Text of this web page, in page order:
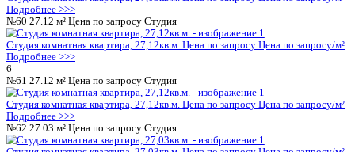
Студия комнатная квартира, 24,08кв.м.
Подробнее >>>
№27 27.12 м² Цена по запросу Студия
Студия комнатная квартира, 27,12кв.м.
Подробнее >>>
№28 42.56 м² 5 529 600 ₽ 1к
1-комнатная квартира, 42.56кв.м Воронеж, Антонова-